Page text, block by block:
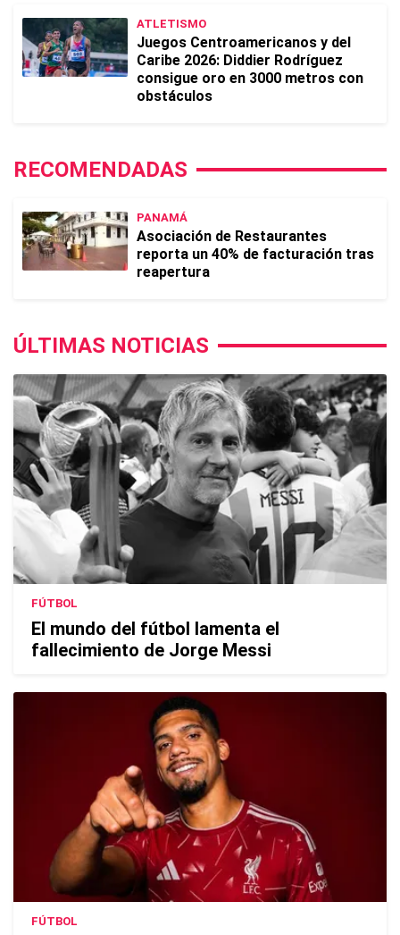
ATLETISMO
Juegos Centroamericanos y del
Caribe 2026: Diddier Rodríguez
consigue oro en 3000 metros con
obstáculos
RECOMENDADAS
PANAMÁ
Asociación de Restaurantes
reporta un 40% de facturación tras
reapertura
ÚLTIMAS NOTICIAS
FÚTBOL
El mundo del fútbol lamenta el
fallecimiento de Jorge Messi
FÚTBOL